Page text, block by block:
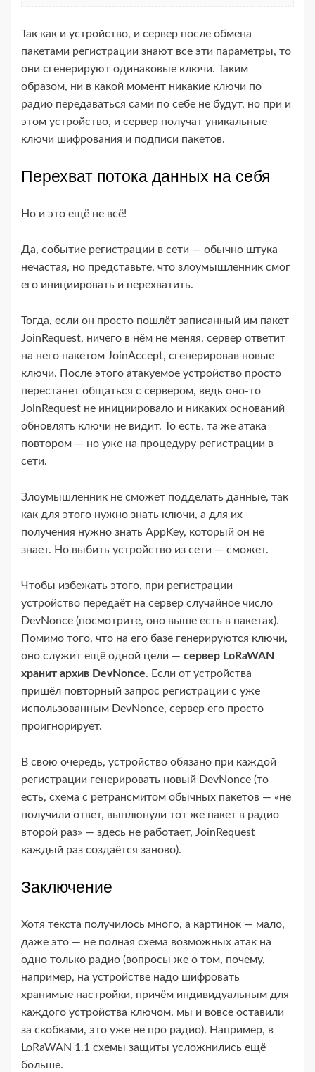
Так как и устройство, и сервер после обмена
пакетами регистрации знают все эти параметры, то
они сгенерируют одинаковые ключи. Таким
образом, ни в какой момент никакие ключи по
радио передаваться сами по себе не будут, но при и
этом устройство, и сервер получат уникальные
ключи шифрования и подписи пакетов.
Перехват потока данных на себя
Но и это ещё не всё!
Да, событие регистрации в сети — обычно штука
нечастая, но представьте, что злоумышленник смог
его инициировать и перехватить.
Тогда, если он просто пошлёт записанный им пакет
JoinRequest, ничего в нём не меняя, сервер ответит
на него пакетом JoinAccept, сгенерировав новые
ключи. После этого атакуемое устройство просто
перестанет общаться с сервером, ведь оно-​то
JoinRequest не инициировало и никаких оснований
обновлять ключи не видит. То есть, та же атака
повтором — но уже на процедуру регистрации в
сети.
Злоумышленник не сможет подделать данные, так
как для этого нужно знать ключи, а для их
получения нужно знать AppKey, который он не
знает. Но выбить устройство из сети — сможет.
Чтобы избежать этого, при регистрации
устройство передаёт на сервер случайное число
DevNonce (посмотрите, оно выше есть в пакетах).
Помимо того, что на его базе генерируются ключи,
оно служит ещё одной цели — сервер LoRaWAN
хранит архив DevNonce. Если от устройства
пришёл повторный запрос регистрации с уже
использованным DevNonce, сервер его просто
проигнорирует.
В свою очередь, устройство обязано при каждой
регистрации генерировать новый DevNonce (то
есть, схема с ретрансмитом обычных пакетов — «не
получили ответ, выплюнули тот же пакет в радио
второй раз» — здесь не работает, JoinRequest
каждый раз создаётся заново).
Заключение
Хотя текста получилось много, а картинок — мало,
даже это — не полная схема возможных атак на
одно только радио (вопросы же о том, почему,
например, на устройстве надо шифровать
хранимые настройки, причём индивидуальным для
каждого устройства ключом, мы и вовсе оставили
за скобками, это уже не про радио). Например, в
LoRaWAN 1.1 схемы защиты усложнились ещё
больше.